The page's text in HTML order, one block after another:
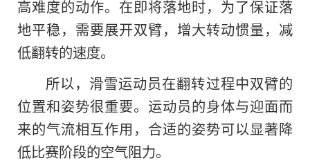
高难度的动作。在即将落地时，为了保证落
地平稳，需要展开双臂，增大转动惯量，减
低翻转的速度。
所以，滑雪运动员在翻转过程中双臂的
位置和姿势很重要。运动员的身体与迎面而
来的气流相互作用，合适的姿势可以显著降
低比赛阶段的空气阻力。